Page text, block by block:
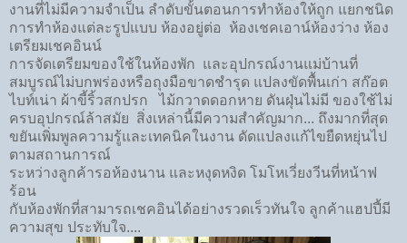
งานที่ไม่มีความจำเป็น​ ลำดับขั้นตอนการทำห้องให้ถูก​ แยกชนิด
การทำห้อง​แต่ละรูปแบบ​ ห้องอยู่ต่อ​ ห้องเชคเอาน์​ห้องว่าง​ ห้อง
เตรียมเชคอินน์
การจัดเตรียมของใช้ในห้องพัก​ และอุปกรณ์​งานแม่บ้าน​ที่
สมบูรณ์​ไม่บกพร่องหรือถุงมือขาด​ชำรุด​ ​แปลงขัดพื้นเก่า​ สก๊อต
ไบท์เน่า​ ผ้าขี้ริ้วสกปรก​ ไม้กวาดดอกหาย​ ดันฝุ่นไม่มี​ ของใช้ไม่
ครบ​อุปกรณ์​ล้าสมัย​ สิ่งเหล่านี้มีความสำคัญมาก... ถึงมากที่สุด
ขยันเพิ่มพูลความรู้และเทคนิคในงาน​ ดัดแปลงแก้ไขยืดหยุ่นไป
ตามสถานการณ์​
ระหว่างลูกค้ารอห้องนาน​ และหงุดหงิด​ โมโห​เวี่ยงวีนที่หน้าฟ
ร้อน​
กับห้องพัก​ที่สามารถเชคอินได้อย่างรวดเร็วทันใจ​ ลูกค้าแฮปปี้​มี
ความสุข​ ประทับ​ใจ​....